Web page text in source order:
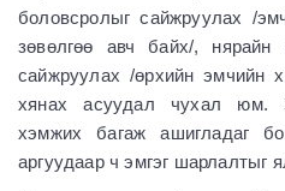
боловсролыг сайжруулах /
зөвөлгөө авч байх/, нярайн
сайжруулах /өрхийн эмчийн
хянах асуудал чухал юм.
хэмжих багаж ашигладаг
аргуудаар ч эмгэг шарлалтыг